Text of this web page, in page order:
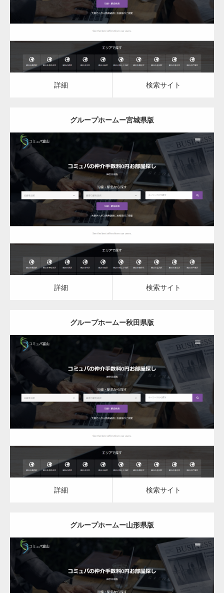
詳細 検索サイト
詳細 検索サイト
グループホームー宮城県版
更新日： 2023.03.09
グループホーム
詳細 検索サイト
詳細 検索サイト
グループホームー秋田県版
更新日： 2023.03.09
グループホーム
詳細 検索サイト
詳細 検索サイト
グループホームー山形県版
更新日： 2023.03.09